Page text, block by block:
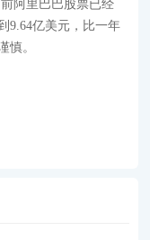
阿里巴巴股票已经
9.64亿美元，比一年
慎。